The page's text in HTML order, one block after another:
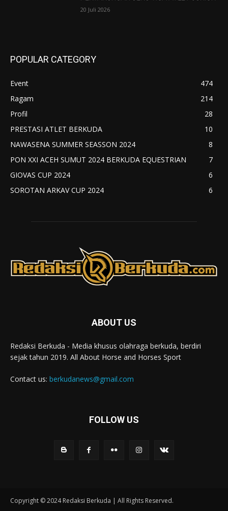
20 Juli 2026
POPULAR CATEGORY
Event
474
Ragam
214
Profil
28
PRESTASI ATLET BERKUDA
10
NAWASENA SUMMER SEASSON 2024
8
PON XXI ACEH SUMUT 2024 BERKUDA EQUESTRIAN
7
GIOVAS CUP 2024
6
SOROTAN ARKAV CUP 2024
6
ABOUT US
Redaksi Berkuda - Media khusus olahraga berkuda, berdiri
sejak tahun 2019. All About Horse and Horses Sport
Contact us: berkudanews@gmail.com
FOLLOW US
Copyright © 2024 Redaksi Berkuda | All Rights Reserved.